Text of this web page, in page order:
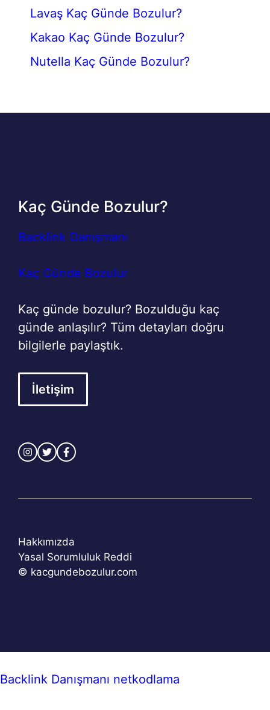
Lavaş Kaç Günde Bozulur?
Kakao Kaç Günde Bozulur?
Nutella Kaç Günde Bozulur?
Kaç Günde Bozulur?
Backlink Danışmanı
Kaç Günde Bozulur
Kaç günde bozulur? Bozulduğu kaç
günde anlaşılır? Tüm detayları doğru
bilgilerle paylaştık.
İletişim
© kacgundebozulur.com
Hakkımızda
Yasal Sorumluluk Reddi
Backlink Danışmanı netkodlama